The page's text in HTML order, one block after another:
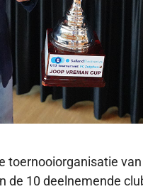
toernooiorganisatie
de 10 deelnemende